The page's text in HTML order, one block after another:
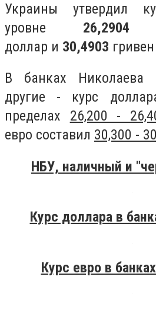
Украины утвердил
уровне 26,2904
доллар и 30,4903
В банках Николаева
другие - курс
пределах 26,200 -
евро составил 30,300 -
НБУ, наличный и
Курс доллара в
Курс евро в